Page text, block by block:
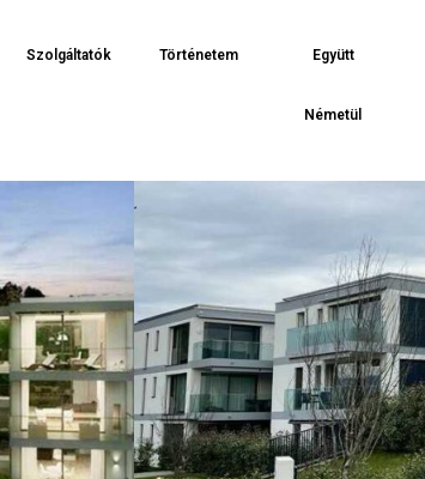
Szolgáltatók Történetem Együtt
Németül